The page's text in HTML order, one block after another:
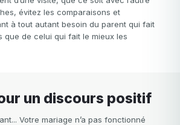
évitez les comparaisons et
à tout autant besoin du parent qui fait
que de celui qui fait le mieux les
un discours positif
Votre mariage n’a pas fonctionné